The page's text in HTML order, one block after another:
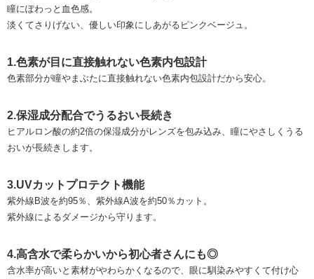
瞳にぽわっと血色感。
淡くてさりげない、優しい印象にしあがるピンクベージュ。
1.色素が目に直接触れない色素内包設計
色素部分が瞳やまぶたに直接触れない色素内包設計だから安心。
2.保湿成分配合でうるおい長続き
ヒアルロン酸の約2倍の保湿成分がレンズを包み込み、瞳にやさしくうる
おいが長続きします。
3.UVカットプロテクト機能
紫外線B波を約95％、紫外線A波を約50％カット。
紫外線によるダメージから守ります。
4.高含水で柔らかいから初心者さんにも◎
含水率が高いと素材がやわらかくなるので、眼に馴染みやすくて付け心